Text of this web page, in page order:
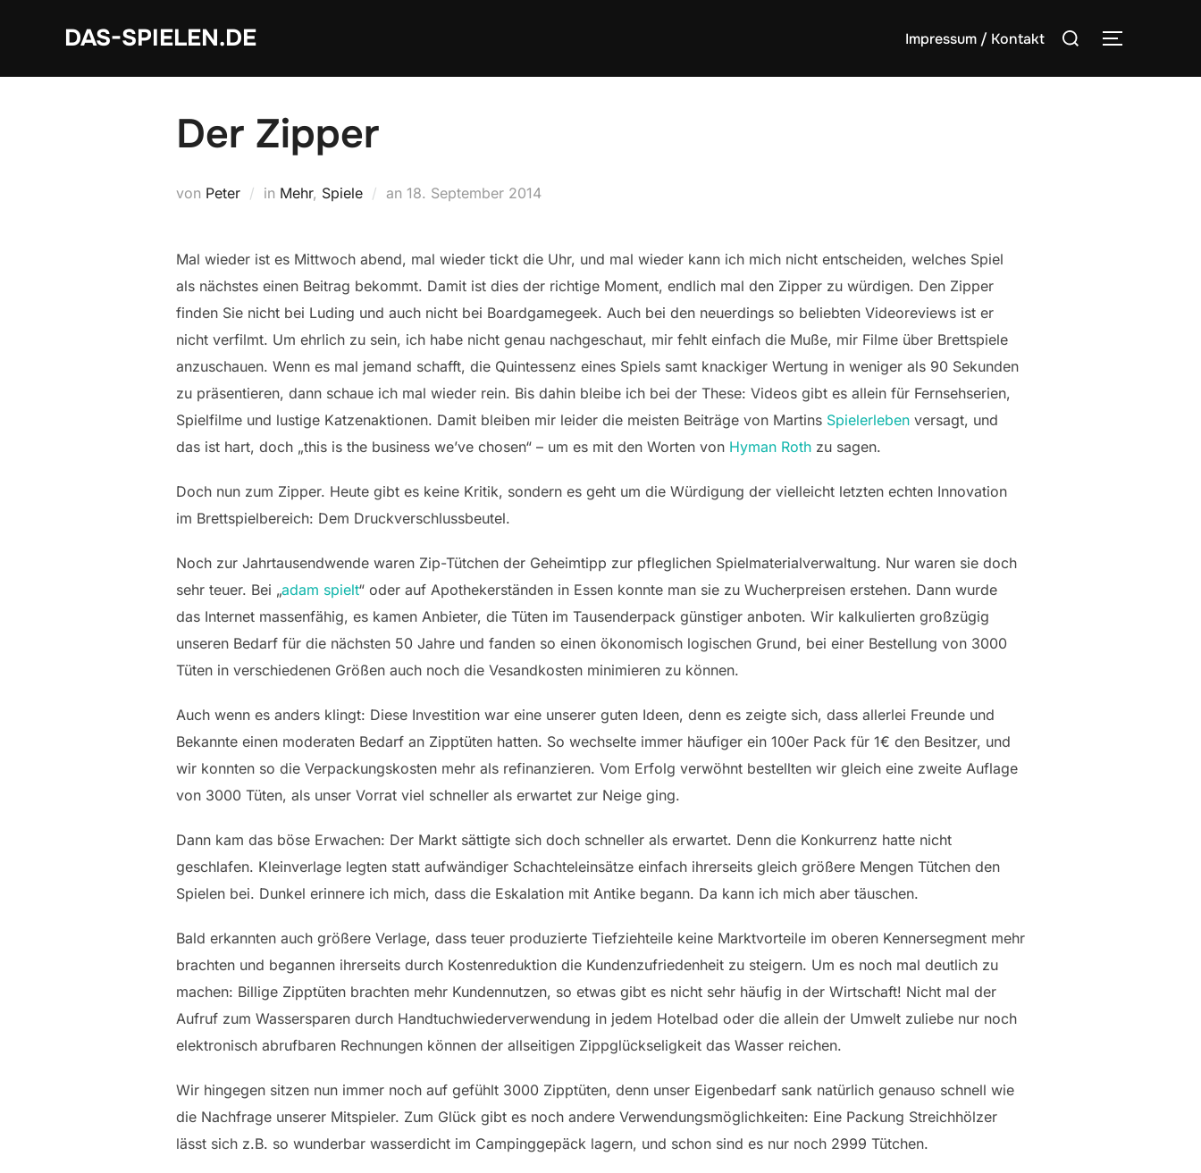
DAS-SPIELEN.DE Impressum / Kontakt
Suchen
Der Zipper
von Peter in Mehr, Spiele an Veröffentlicht
18. September 2014
Mal wieder ist es Mittwoch abend, mal wieder tickt die Uhr, und mal wieder kann ich mich nicht entscheiden, welches Spiel
als nächstes einen Beitrag bekommt. Damit ist dies der richtige Moment, endlich mal den Zipper zu würdigen. Den Zipper
finden Sie nicht bei Luding und auch nicht bei Boardgamegeek. Auch bei den neuerdings so beliebten Videoreviews ist er
nicht verfilmt. Um ehrlich zu sein, ich habe nicht genau nachgeschaut, mir fehlt einfach die Muße, mir Filme über Brettspiele
anzuschauen. Wenn es mal jemand schafft, die Quintessenz eines Spiels samt knackiger Wertung in weniger als 90 Sekunden
zu präsentieren, dann schaue ich mal wieder rein. Bis dahin bleibe ich bei der These: Videos gibt es allein für Fernsehserien,
Spielfilme und lustige Katzenaktionen. Damit bleiben mir leider die meisten Beiträge von Martins Spielerleben versagt, und
das ist hart, doch „this is the business we’ve chosen“ – um es mit den Worten von Hyman Roth zu sagen.
Doch nun zum Zipper. Heute gibt es keine Kritik, sondern es geht um die Würdigung der vielleicht letzten echten Innovation
im Brettspielbereich: Dem Druckverschlussbeutel.
Noch zur Jahrtausendwende waren Zip-Tütchen der Geheimtipp zur pfleglichen Spielmaterialverwaltung. Nur waren sie doch
sehr teuer. Bei „adam spielt“ oder auf Apothekerständen in Essen konnte man sie zu Wucherpreisen erstehen. Dann wurde
das Internet massenfähig, es kamen Anbieter, die Tüten im Tausenderpack günstiger anboten. Wir kalkulierten großzügig
unseren Bedarf für die nächsten 50 Jahre und fanden so einen ökonomisch logischen Grund, bei einer Bestellung von 3000
Tüten in verschiedenen Größen auch noch die Vesandkosten minimieren zu können.
Auch wenn es anders klingt: Diese Investition war eine unserer guten Ideen, denn es zeigte sich, dass allerlei Freunde und
Bekannte einen moderaten Bedarf an Zipptüten hatten. So wechselte immer häufiger ein 100er Pack für 1€ den Besitzer, und
wir konnten so die Verpackungskosten mehr als refinanzieren. Vom Erfolg verwöhnt bestellten wir gleich eine zweite Auflage
von 3000 Tüten, als unser Vorrat viel schneller als erwartet zur Neige ging.
Dann kam das böse Erwachen: Der Markt sättigte sich doch schneller als erwartet. Denn die Konkurrenz hatte nicht
geschlafen. Kleinverlage legten statt aufwändiger Schachteleinsätze einfach ihrerseits gleich größere Mengen Tütchen den
Spielen bei. Dunkel erinnere ich mich, dass die Eskalation mit Antike begann. Da kann ich mich aber täuschen.
Bald erkannten auch größere Verlage, dass teuer produzierte Tiefziehteile keine Marktvorteile im oberen Kennersegment mehr
brachten und begannen ihrerseits durch Kostenreduktion die Kundenzufriedenheit zu steigern. Um es noch mal deutlich zu
machen: Billige Zipptüten brachten mehr Kundennutzen, so etwas gibt es nicht sehr häufig in der Wirtschaft! Nicht mal der
Aufruf zum Wassersparen durch Handtuchwiederverwendung in jedem Hotelbad oder die allein der Umwelt zuliebe nur noch
elektronisch abrufbaren Rechnungen können der allseitigen Zippglückseligkeit das Wasser reichen.
Wir hingegen sitzen nun immer noch auf gefühlt 3000 Zipptüten, denn unser Eigenbedarf sank natürlich genauso schnell wie
die Nachfrage unserer Mitspieler. Zum Glück gibt es noch andere Verwendungsmöglichkeiten: Eine Packung Streichhölzer
lässt sich z.B. so wunderbar wasserdicht im Campinggepäck lagern, und schon sind es nur noch 2999 Tütchen.